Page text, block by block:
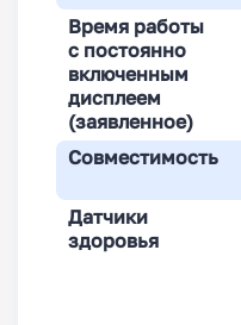
Время работы
с постоянно
включенным
дисплеем
(заявленное)
Совместимость
Датчики
здоровья